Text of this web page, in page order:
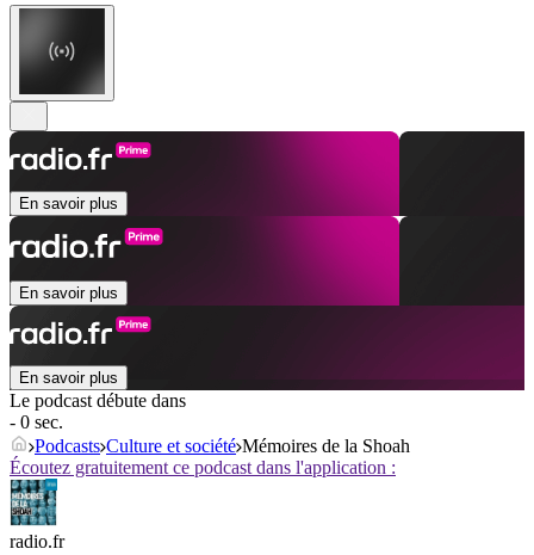
En savoir plus
En savoir plus
En savoir plus
Le podcast débute dans
- 0 sec.
Podcasts Culture et société Mémoires de la Shoah
Écoutez gratuitement ce podcast dans l'application :
radio.fr